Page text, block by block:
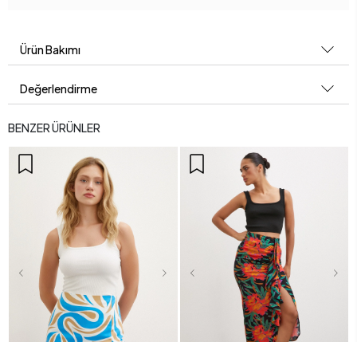
Ürün Bakımı
Değerlendirme
BENZER ÜRÜNLER